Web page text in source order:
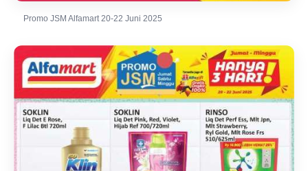
Promo JSM Alfamart 20-22 Juni 2025